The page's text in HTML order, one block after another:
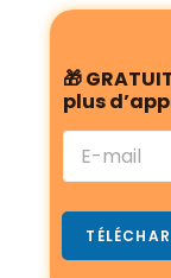
o
f
f
e
🎁
a
🎁
plus